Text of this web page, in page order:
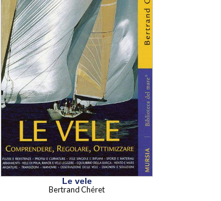
Le vele
Bertrand Chéret